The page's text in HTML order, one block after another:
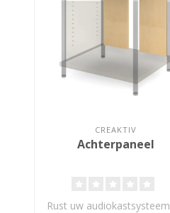
CREAKTIV
Achterpaneel
Rust uw